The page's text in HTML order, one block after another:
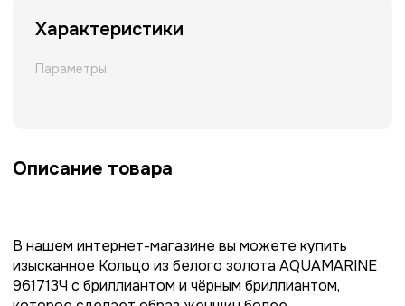
Характеристики
Параметры:
Описание товара
В нашем интернет-магазине вы можете купить
изысканное Кольцо из белого золота AQUAMARINE
961713Ч с бриллиантом и чёрным бриллиантом,